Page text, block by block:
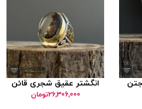
انگشتر عقیق شجری قائن
26,306,000تومان